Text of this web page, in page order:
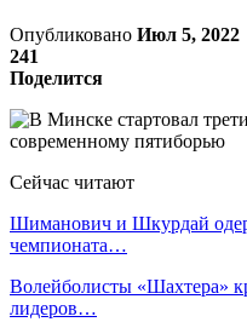
Опубликовано Июл 5, 2022
241
Поделится
Сейчас читают
Шиманович и Шкурдай
чемпионата…
Волейболисты «Шахтера»
лидеров…